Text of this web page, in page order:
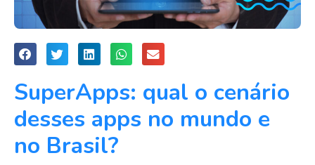
SuperApps: qual o cenário
desses apps no mundo e
no Brasil?